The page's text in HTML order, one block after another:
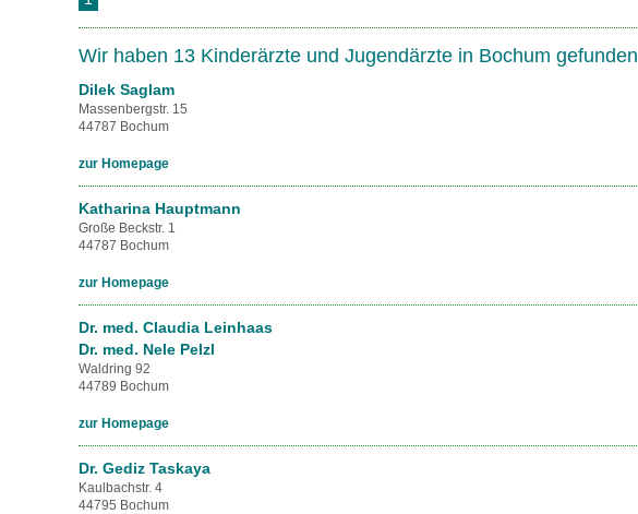
Wir haben 13 Kinderärzte und Jugendärzte in Bochum gefunden
Dilek Saglam
Massenbergstr. 15
44787 Bochum
zur Homepage
Katharina Hauptmann
Große Beckstr. 1
44787 Bochum
zur Homepage
Dr. med. Claudia Leinhaas
Dr. med. Nele Pelzl
Waldring 92
44789 Bochum
zur Homepage
Dr. Gediz Taskaya
Kaulbachstr. 4
44795 Bochum